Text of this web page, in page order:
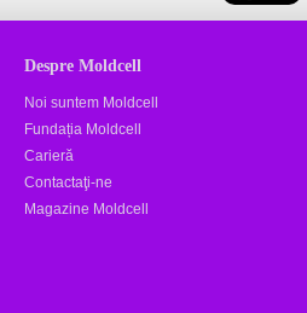
Despre Moldcell
Noi suntem Moldcell
Fundația Moldcell
Carieră
Contactaţi-ne
Magazine Moldcell